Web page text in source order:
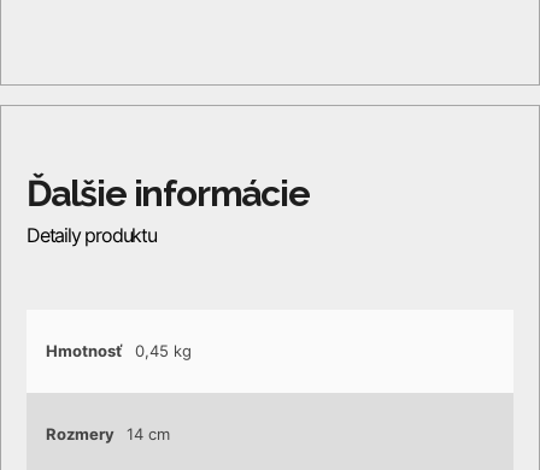
Hmotnosť 0,45 kg
Rozmery 14 cm